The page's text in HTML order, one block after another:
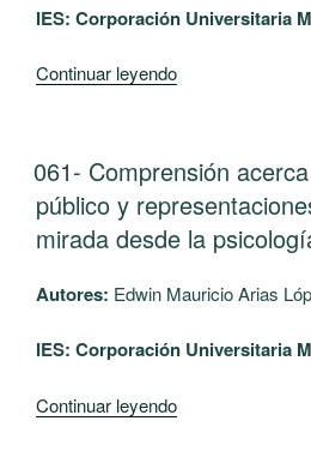
ASISTIERON
EDUCACIÓN
QUIENES
IES: Corporación Universitaria
Continuar leyendo“062-
DIFICULTADES
DE
APRENDIZAJE
INTEGRANTES
PROYECTO
PADRINO
PUBLICADO
EL
061- Comprensión
público y
mirada desde la
Autores: Edwin Mauricio Arias
IES: Corporación Universitaria
Continuar leyendo“061-